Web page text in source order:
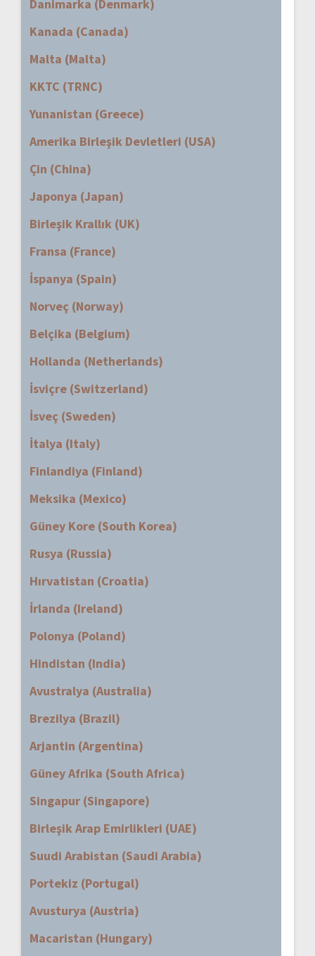
Danimarka (Denmark)
Kanada (Canada)
Malta (Malta)
KKTC (TRNC)
Yunanistan (Greece)
Amerika Birleşik Devletleri (USA)
Çin (China)
Japonya (Japan)
Birleşik Krallık (UK)
Fransa (France)
İspanya (Spain)
Norveç (Norway)
Belçika (Belgium)
Hollanda (Netherlands)
İsviçre (Switzerland)
İsveç (Sweden)
İtalya (Italy)
Finlandiya (Finland)
Meksika (Mexico)
Güney Kore (South Korea)
Rusya (Russia)
Hırvatistan (Croatia)
İrlanda (Ireland)
Polonya (Poland)
Hindistan (India)
Avustralya (Australia)
Brezilya (Brazil)
Arjantin (Argentina)
Güney Afrika (South Africa)
Singapur (Singapore)
Birleşik Arap Emirlikleri (UAE)
Suudi Arabistan (Saudi Arabia)
Portekiz (Portugal)
Avusturya (Austria)
Macaristan (Hungary)